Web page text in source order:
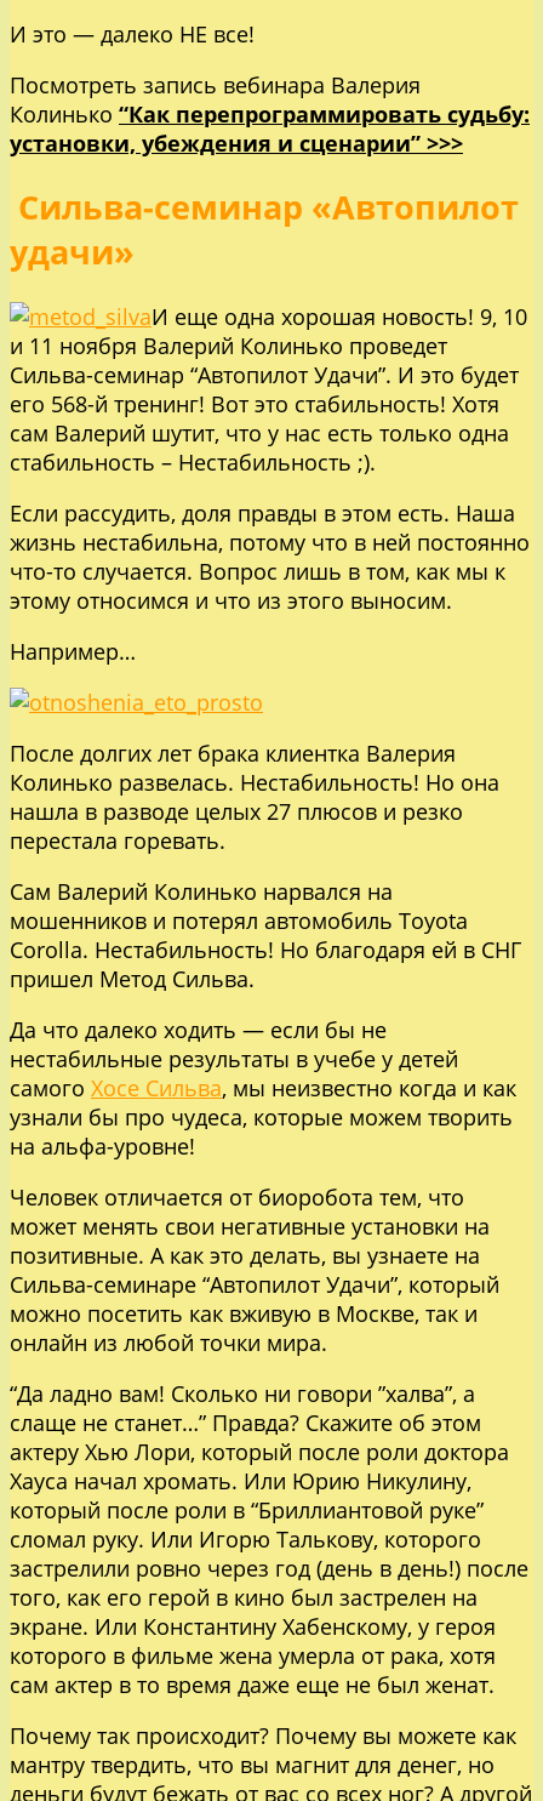
И это — далеко НЕ все!
Посмотреть запись вебинара Валерия
Колинько “Как перепрограммировать судьбу:
установки, убеждения и сценарии” >>>
Сильва-семинар «Автопилот
удачи»
И еще одна хорошая новость! 9, 10
и 11 ноября Валерий Колинько проведет
Сильва-семинар “Автопилот Удачи”. И это будет
его 568-й тренинг! Вот это стабильность! Хотя
сам Валерий шутит, что у нас есть только одна
стабильность – Нестабильность ;).
Если рассудить, доля правды в этом есть. Наша
жизнь нестабильна, потому что в ней постоянно
что-то случается. Вопрос лишь в том, как мы к
этому относимся и что из этого выносим.
Например…
После долгих лет брака клиентка Валерия
Колинько развелась. Нестабильность! Но она
нашла в разводе целых 27 плюсов и резко
перестала горевать.
Сам Валерий Колинько нарвался на
мошенников и потерял автомобиль Toyota
Corolla. Нестабильность! Но благодаря ей в СНГ
пришел Метод Сильва.
Да что далеко ходить — если бы не
нестабильные результаты в учебе у детей
самого Хосе Сильва, мы неизвестно когда и как
узнали бы про чудеса, которые можем творить
на альфа-уровне!
Человек отличается от биоробота тем, что
может менять свои негативные установки на
позитивные. А как это делать, вы узнаете на
Сильва-семинаре “Автопилот Удачи”, который
можно посетить как вживую в Москве, так и
онлайн из любой точки мира.
“Да ладно вам! Сколько ни говори ”халва”, а
слаще не станет…” Правда? Скажите об этом
актеру Хью Лори, который после роли доктора
Хауса начал хромать. Или Юрию Никулину,
который после роли в “Бриллиантовой руке”
сломал руку. Или Игорю Талькову, которого
застрелили ровно через год (день в день!) после
того, как его герой в кино был застрелен на
экране. Или Константину Хабенскому, у героя
которого в фильме жена умерла от рака, хотя
сам актер в то время даже еще не был женат.
Почему так происходит? Почему вы можете как
мантру твердить, что вы магнит для денег, но
деньги будут бежать от вас со всех ног? А другой